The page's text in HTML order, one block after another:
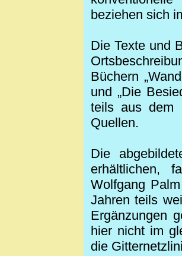
beziehen sich
Die Texte und
Büchern
und „Die
teils aus dem
Quellen.
Die
erhältlichen,
Wolfgang
Jahren teils
Ergänzungen
hier nicht im
die